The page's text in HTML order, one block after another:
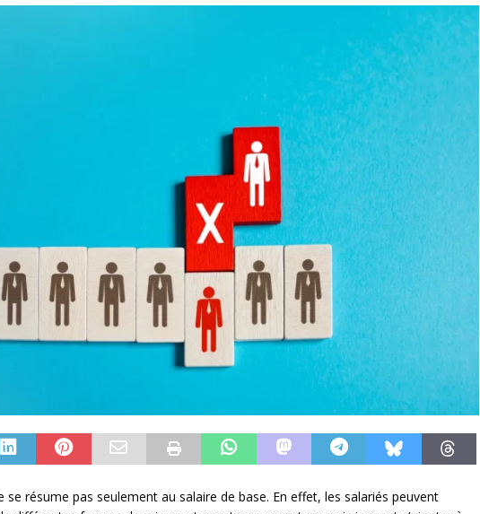
se résume pas seulement au salaire de base. En effet, les salariés peuvent